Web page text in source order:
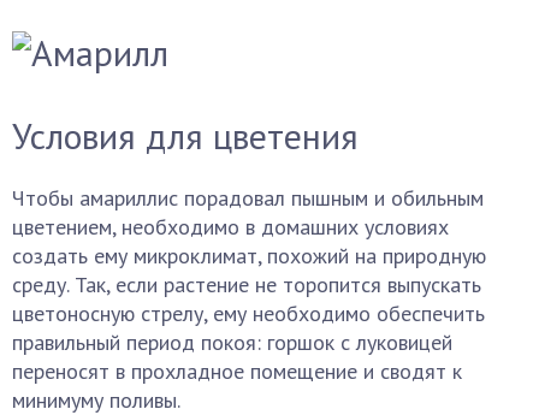
Условия для цветения
Чтобы амариллис порадовал пышным и обильным
цветением, необходимо в домашних условиях
создать ему микроклимат, похожий на природную
среду. Так, если растение не торопится выпускать
цветоносную стрелу, ему необходимо обеспечить
правильный период покоя: горшок с луковицей
переносят в прохладное помещение и сводят к
минимуму поливы.